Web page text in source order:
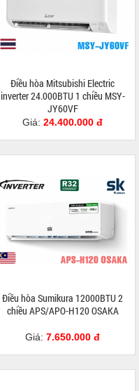
Điều hòa Mitsubishi Electric
inverter 24.000BTU 1 chiều MSY-
JY60VF
Giá: 24.400.000 đ
Điều hòa Sumikura 12000BTU 2
chiều APS/APO-H120 OSAKA
Giá: 7.650.000 đ